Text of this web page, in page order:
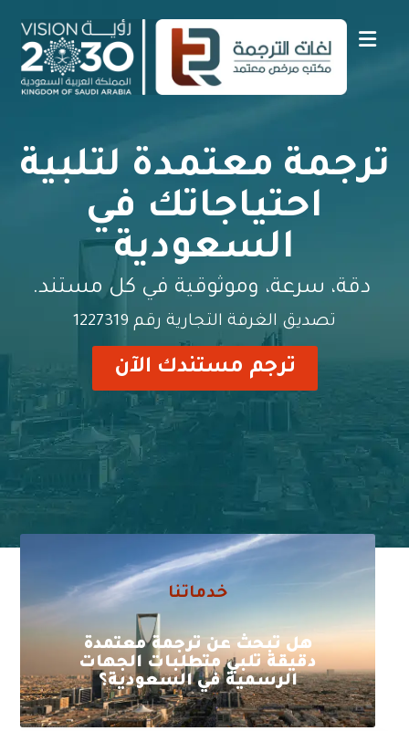
ترجمة معتمدة لتلبية
احتياجاتك في
السعودية
دقة، سرعة، وموثوقية في كل مستند.
تصديق الغرفة التجارية رقم 1227319
ترجم مستندك الآن
خدماتنا
هل تبحث عن ترجمة معتمدة
دقيقة تلبي متطلبات الجهات
الرسمية في السعودية؟